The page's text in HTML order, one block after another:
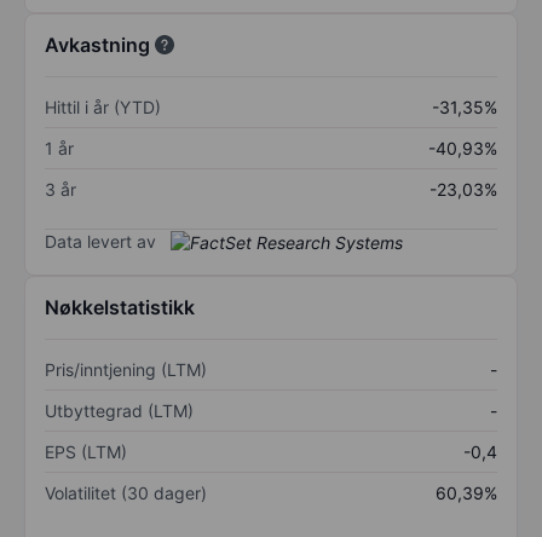
Avkastning
Hittil i år (YTD)
-31,35%
1 år
-40,93%
3 år
-23,03%
Data levert av
Nøkkelstatistikk
Pris/inntjening (LTM)
-
Utbyttegrad (LTM)
-
EPS (LTM)
-0,4
Volatilitet (30 dager)
60,39%